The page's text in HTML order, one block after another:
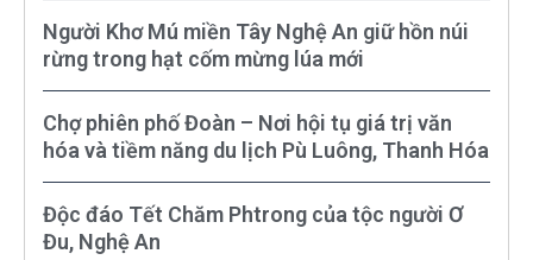
Người Khơ Mú miền Tây Nghệ An giữ hồn núi
rừng trong hạt cốm mừng lúa mới
Chợ phiên phố Đoàn – Nơi hội tụ giá trị văn
hóa và tiềm năng du lịch Pù Luông, Thanh Hóa
Độc đáo Tết Chăm Phtrong của tộc người Ơ
Đu, Nghệ An